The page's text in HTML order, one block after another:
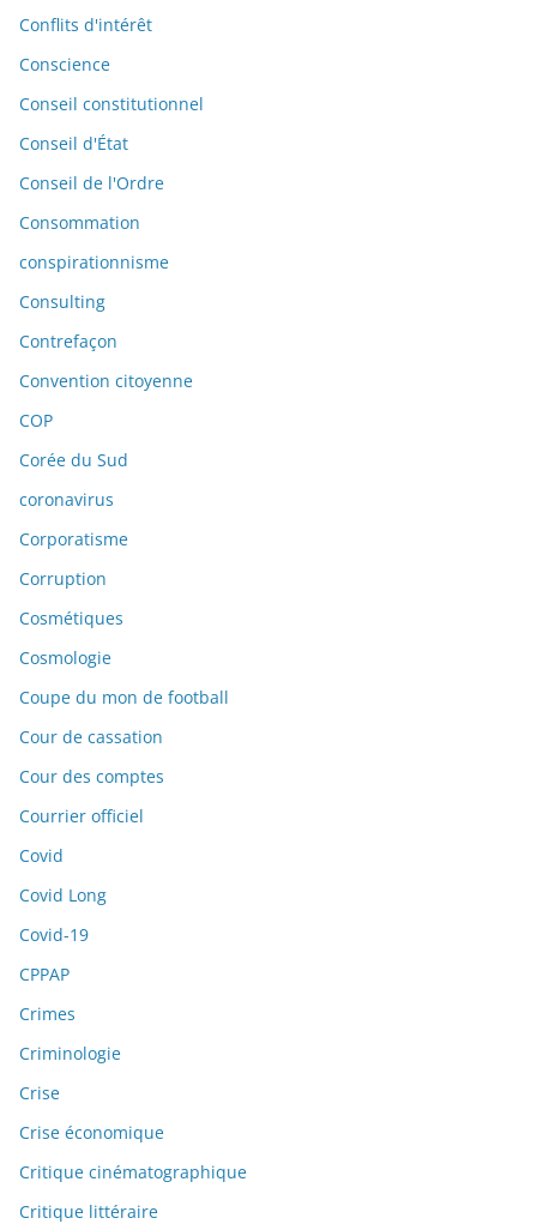
Conflits d'intérêt
Conscience
Conseil constitutionnel
Conseil d'État
Conseil de l'Ordre
Consommation
conspirationnisme
Consulting
Contrefaçon
Convention citoyenne
COP
Corée du Sud
coronavirus
Corporatisme
Corruption
Cosmétiques
Cosmologie
Coupe du mon de football
Cour de cassation
Cour des comptes
Courrier officiel
Covid
Covid Long
Covid-19
CPPAP
Crimes
Criminologie
Crise
Crise économique
Critique cinématographique
Critique littéraire